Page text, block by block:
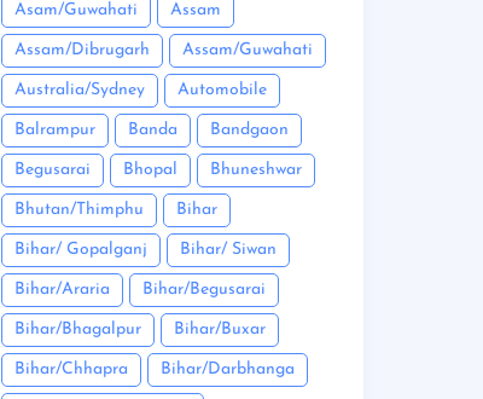
Asam/Guwahati Assam
Assam/Dibrugarh Assam/Guwahati
Australia/Sydney Automobile
Balrampur Banda Bandgaon
Begusarai Bhopal Bhuneshwar
Bhutan/Thimphu Bihar
Bihar/ Gopalganj Bihar/ Siwan
Bihar/Araria Bihar/Begusarai
Bihar/Bhagalpur Bihar/Buxar
Bihar/Chhapra Bihar/Darbhanga